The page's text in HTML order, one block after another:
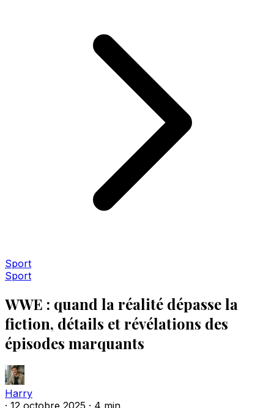
Sport
Sport
WWE : quand la réalité dépasse la
fiction, détails et révélations des
épisodes marquants
Harry
· 12 octobre 2025 · 4 min